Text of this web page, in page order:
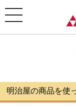
toggle
navigation
明治屋の商品を使